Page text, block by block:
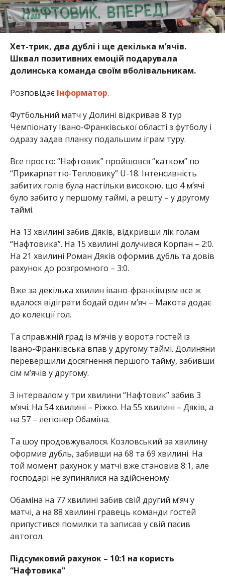
Хет-трик, два дублі і ще декілька мʼячів.
Шквал позитивних емоцій подарувала
долинська команда своїм вболівальникам.
Розповідає Інформатор.
Футбольний матч у Долині відкривав 8 тур
Чемпіонату Івано-Франківської області з футболу і
одразу задав планку подальшим іграм туру.
Все просто: “Нафтовик” пройшовся “катком” по
“Прикарпаттю-Тепловику” U-18. Інтенсивність
забитих голів була настільки високою, що 4 мʼячі
було забито у першому таймі, а решту – у другому
таймі.
На 13 хвилині забив Дяків, відкривши лік голам
“Нафтовика”. На 15 хвилині долучився Корпан – 2:0.
На 21 хвилині Роман Дяків оформив дубль та довів
рахунок до розгромного – 3:0.
Вже за декілька хвилин івано-франківцям все ж
вдалося відіграти бодай один мʼяч – Макота додає
до колекції гол.
Та справжній град із мʼячів у ворота гостей із
Івано-Франківська впав у другому таймі. Долиняни
перевершили досягнення першого тайму, забивши
сім мʼячів у другому.
З інтервалом у три хвилини “Нафтовик” забив 3
мʼячі. На 54 хвилині – Ріжко. На 55 хвилині – Дяків, а
на 57 – легіонер Обаміна.
Та шоу продовжувалося. Козловський за хвилину
оформив дубль, забивши на 68 та 69 хвилині. На
той момент рахунок у матчі вже становив 8:1, але
господарі не зупинялися на здійсненому.
Обаміна на 77 хвилині забив свій другий мʼяч у
матчі, а на 88 хвилині гравець команди гостей
припустився помилки та записав у свій пасив
автогол.
Підсумковий рахунок – 10:1 на користь
“Нафтовика”